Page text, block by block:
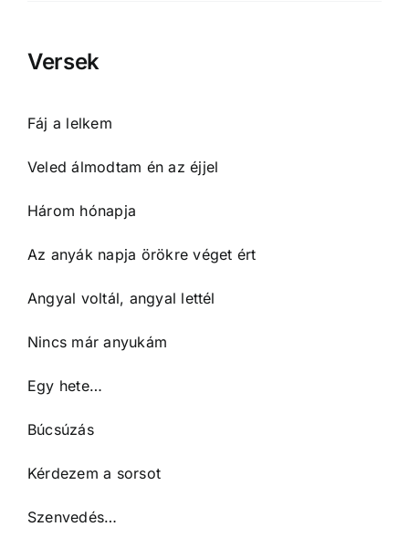
Versek
Fáj a lelkem
Veled álmodtam én az éjjel
Három hónapja
Az anyák napja örökre véget ért
Angyal voltál, angyal lettél
Nincs már anyukám
Egy hete…
Búcsúzás
Kérdezem a sorsot
Szenvedés…